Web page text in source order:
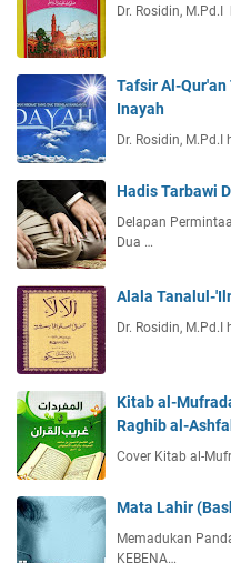
Dr. Rosidin,
Tafsir Al-
Inayah
Dr. Rosidin,
Hadis Tarbawi
Delapan
Dua …
Alala Tanalul-
Dr. Rosidin,
Kitab al-
Raghib al-
Cover Kitab al-
Mata Lahir
Memadukan
KEBENA…